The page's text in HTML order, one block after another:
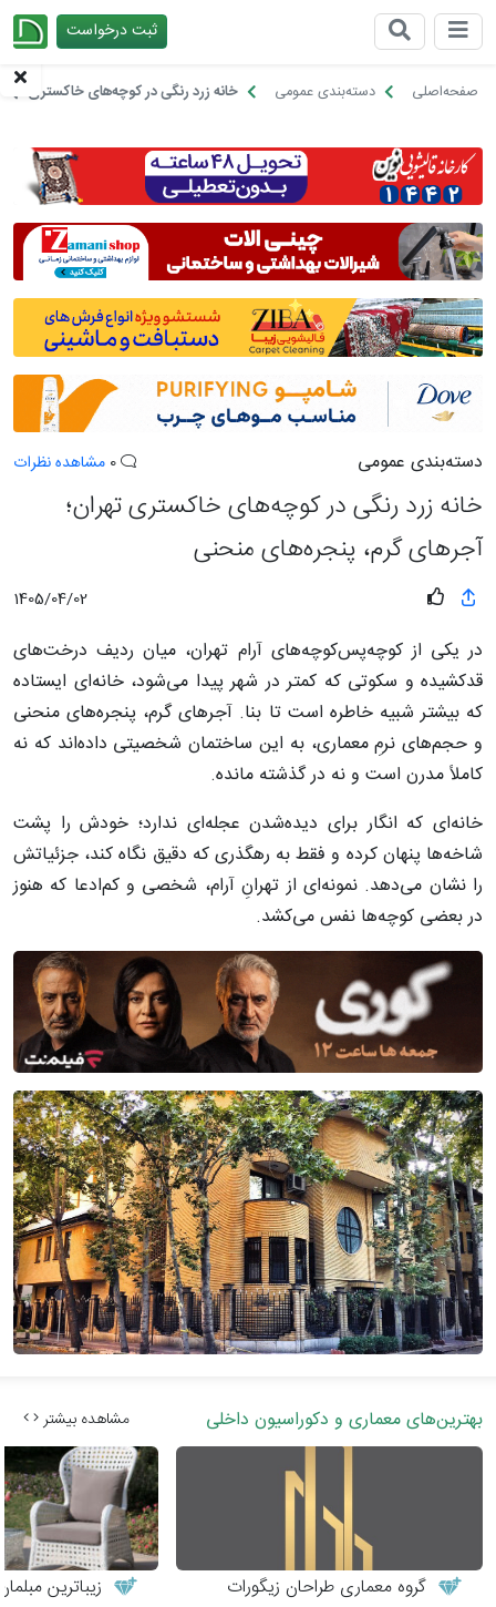
ثبت درخواست
صفحه‌اصلی دسته‌بندی عمومی خانه زرد رنگی در کوچه‌های خاکستری
دسته‌بندی عمومی مشاهده نظرات
خانه زرد رنگی در کوچه‌های خاکستری تهران؛
آجرهای گرم، پنجره‌های منحنی
1405/04/02
در یکی از کوچه‌پس‌کوچه‌های آرام تهران، میان ردیف درخت‌های
قدکشیده و سکوتی که کمتر در شهر پیدا می‌شود، خانه‌ای ایستاده
که بیشتر شبیه خاطره است تا بنا. آجرهای گرم، پنجره‌های منحنی
و حجم‌های نرمِ معماری، به این ساختمان شخصیتی داده‌اند که نه
کاملاً مدرن است و نه در گذشته مانده.
خانه‌ای که انگار برای دیده‌شدن عجله‌ای ندارد؛ خودش را پشت
شاخه‌ها پنهان کرده و فقط به رهگذری که دقیق نگاه کند، جزئیاتش
را نشان می‌دهد. نمونه‌ای از تهرانِ آرام، شخصی و کم‌ادعا که هنوز
در بعضی کوچه‌ها نفس می‌کشد.
بهترین‌های معماری و دکوراسیون داخلی مشاهده بیشتر
گروه معماری طراحان زیگورات زیباترین